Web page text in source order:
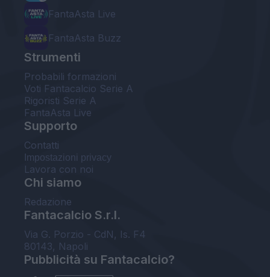
FantaAsta Live
FantaAsta Buzz
Strumenti
Probabili formazioni
Voti Fantacalcio Serie A
Rigoristi Serie A
FantaAsta Live
Supporto
Contatti
Impostazioni privacy
Lavora con noi
Chi siamo
Redazione
Fantacalcio S.r.l.
Via G. Porzio - CdN, Is. F4
80143, Napoli
Pubblicità su Fantacalcio?